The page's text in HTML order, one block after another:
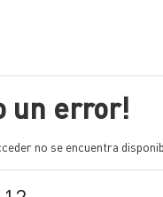
un error!
no se encuentra